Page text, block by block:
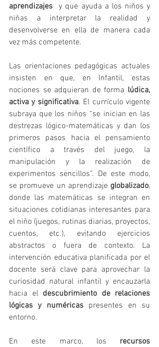
aprendizajes y que ayuda a los niños y
niñas a interpretar la realidad y
desenvolverse en ella de manera cada
vez más competente.
Las orientaciones pedagógicas actuales
insisten en que, en Infantil, estas
nociones se adquieran de forma lúdica,
activa y significativa. El currículo vigente
subraya que los niños “se inician en las
destrezas lógico-matemáticas y dan los
primeros pasos hacia el pensamiento
científico a través del juego, la
manipulación y la realización de
experimentos sencillos”. De este modo,
se promueve un aprendizaje globalizado,
donde las matemáticas se integran en
situaciones cotidianas interesantes para
el niño (juegos, rutinas diarias, proyectos,
cuentos, etc.), evitando ejercicios
abstractos o fuera de contexto. La
intervención educativa planificada por el
docente será clave para aprovechar la
curiosidad natural infantil y encauzarla
hacia el descubrimiento de relaciones
lógicas y numéricas presentes en su
entorno.
En este marco, los recursos